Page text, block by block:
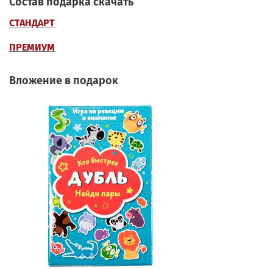
СТАНДАРТ
ПРЕМИУМ
Вложение в подарок